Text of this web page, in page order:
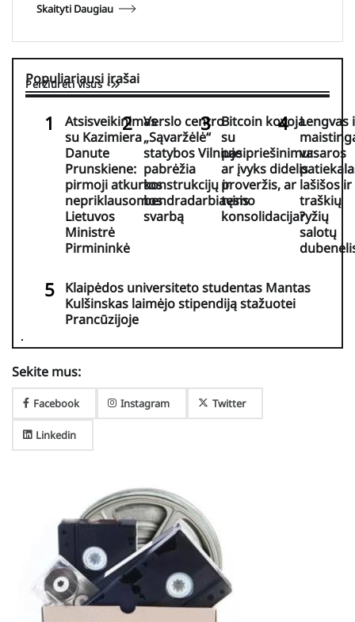
Skaityti Daugiau
Populiariausi įrašai
Peržiūrėti visus
Atsisveikinimas
su Kazimiera
Danute
Prunskiene:
pirmoji atkurtos
nepriklausomos
Lietuvos
Ministrė
Pirmininkė
Verslo centro
„Sąvaržėlė“
statybos Vilniuje
pabrėžia
konstrukcijų ir
bendradarbiavimo
svarbą
Bitcoin kovoja
su
pasipriešinimu:
ar įvyks didelis
proveržis, ar
tęsis
konsolidacija?
Lengvas
vasaros
lašišos ir
traškių
ryžių
salotų
Klaipėdos universiteto studentas Mantas
Kulšinskas laimėjo stipendiją stažuotei
Prancūzijoje
Sekite mus:
Facebook Instagram Twitter
Linkedin